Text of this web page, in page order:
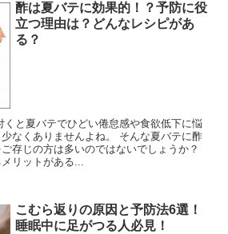
酢は夏バテに効果的！？予防に役
立つ理由は？どんなレシピがあ
る？
くと夏バテでひどい倦怠感や食欲低下に悩
なくありませんよね。 そんな夏バテに酢
存じの方は多いのではないでしょうか？
リットがある...
こむら返りの原因と予防法6選！
睡眠中に足がつる人必見！